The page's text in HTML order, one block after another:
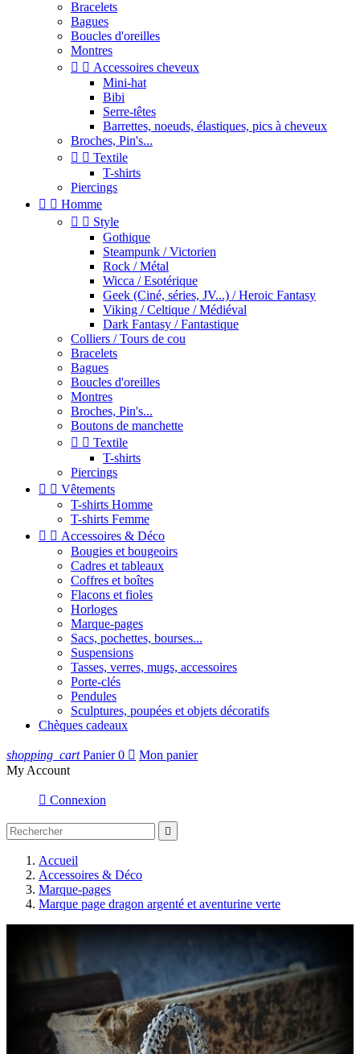
Bracelets
Bagues
Boucles d'oreilles
Montres
  Accessoires cheveux
Mini-hat
Bibi
Serre-têtes
Barrettes, noeuds, élastiques, pics à cheveux
Broches, Pin's...
  Textile
T-shirts
Piercings
  Homme
  Style
Gothique
Steampunk / Victorien
Rock / Métal
Wicca / Esotérique
Geek (Ciné, séries, JV...) / Heroic Fantasy
Viking / Celtique / Médiéval
Dark Fantasy / Fantastique
Colliers / Tours de cou
Bracelets
Bagues
Boucles d'oreilles
Montres
Broches, Pin's...
Boutons de manchette
  Textile
T-shirts
Piercings
  Vêtements
T-shirts Homme
T-shirts Femme
  Accessoires & Déco
Bougies et bougeoirs
Cadres et tableaux
Coffres et boîtes
Flacons et fioles
Horloges
Marque-pages
Sacs, pochettes, bourses...
Suspensions
Tasses, verres, mugs, accessoires
Porte-clés
Pendules
Sculptures, poupées et objets décoratifs
Chèques cadeaux
shopping_cart Panier 0  Mon panier
My Account
 Connexion

Accueil
Accessoires & Déco
Marque-pages
Marque page dragon argenté et aventurine verte